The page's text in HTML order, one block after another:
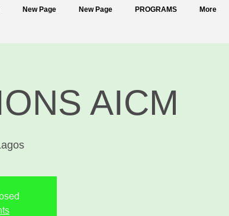
New Page New Page PROGRAMS More
AICM